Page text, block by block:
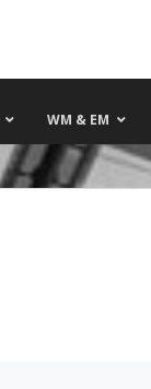
WM & EM